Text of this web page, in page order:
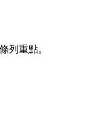
列重點。